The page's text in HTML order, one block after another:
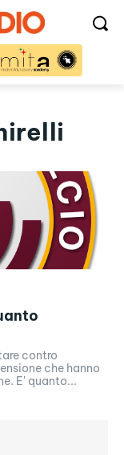
contro
che hanno
E' quanto...